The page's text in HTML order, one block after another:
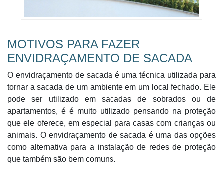
MOTIVOS PARA FAZER
ENVIDRAÇAMENTO DE SACADA
O envidraçamento de sacada é uma técnica utilizada para
tornar a sacada de um ambiente em um local fechado. Ele
pode ser utilizado em sacadas de sobrados ou de
apartamentos, é é muito utilizado pensando na proteção
que ele oferece, em especial para casas com crianças ou
animais. O envidraçamento de sacada é uma das opções
como alternativa para a instalação de redes de proteção
que também são bem comuns.